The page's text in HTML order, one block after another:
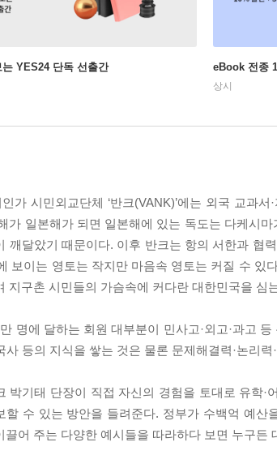
는 YES24 단독 선출간 eBook 전종
상시
가 시민외교단체 ‘반크(VANK)’에는 외국 교과
가 일본해가 되면 일본해에 있는 독도는 다케시
깨달았기 때문이다. 이후 반크는 항의 서한과 협
보이는 영토는 작지만 마음속 영토는 커질 수 있
지구촌 시민들의 가슴속에 커다란 대한민국을 심
명에 달하는 회원 대부분이 민사고·외고·과고
사 등의 지식을 쌓는 것은 물론 문제해결력·논리
박기태 단장이 직접 자신의 경험을 토대로 유학·
할 수 있는 방안을 들려준다. 정부가 수백억 예
끌어 주는 다양한 예시들을 따라하다 보면 누구